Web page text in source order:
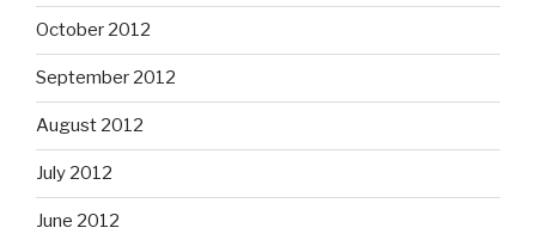
October 2012
September 2012
August 2012
July 2012
June 2012